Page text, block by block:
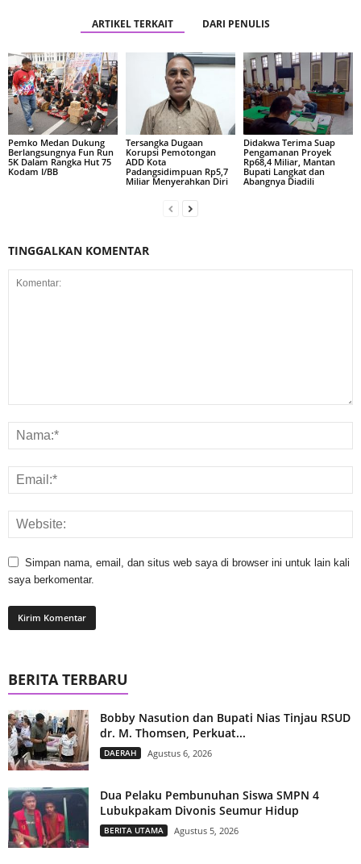
ARTIKEL TERKAIT DARI PENULIS
Pemko Medan Dukung
Berlangsungnya Fun Run
5K Dalam Rangka Hut 75
Kodam I/BB
Tersangka Dugaan
Korupsi Pemotongan
ADD Kota
Padangsidimpuan Rp5,7
Miliar Menyerahkan Diri
Didakwa Terima Suap
Pengamanan Proyek
Rp68,4 Miliar, Mantan
Bupati Langkat dan
Abangnya Diadili
TINGGALKAN KOMENTAR
Simpan nama, email, dan situs web saya di browser ini untuk lain kali
saya berkomentar.
BERITA TERBARU
Bobby Nasution dan Bupati Nias Tinjau RSUD
dr. M. Thomsen, Perkuat...
DAERAH Agustus 6, 2026
Dua Pelaku Pembunuhan Siswa SMPN 4
Lubukpakam Divonis Seumur Hidup
BERITA UTAMA Agustus 5, 2026